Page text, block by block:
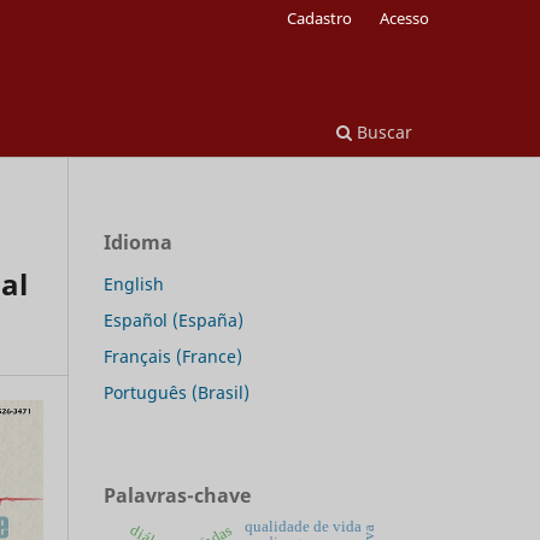
Buscar
Cadastro Acesso
Idioma
English
Español (España)
Français (France)
Português (Brasil)
Palavras-chave
qualidade de vida